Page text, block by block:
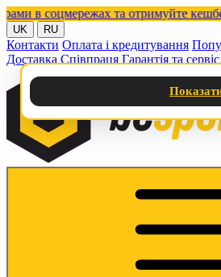
в соцмережах та отримуйте кешбек!
UK RU
Контакти Оплата і кредитування
Доставка Співпраця Гарантія та сервіс